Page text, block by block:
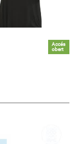
Accés
obert